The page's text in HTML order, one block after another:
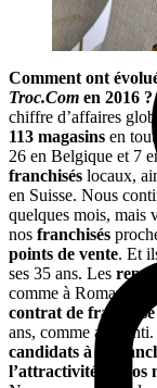
Comment ont
Troc.Com en 2016 ?
chiffre d’affaires
113 magasins en
26 en Belgique et 7
franchisés locaux,
en Suisse. Nous
quelques mois, mais
nos franchisés
points de vente. Et
ses 35 ans. Les
comme à Romans-
contrat de franchise
ans, comme
candidats à la
l’attractivité de vos